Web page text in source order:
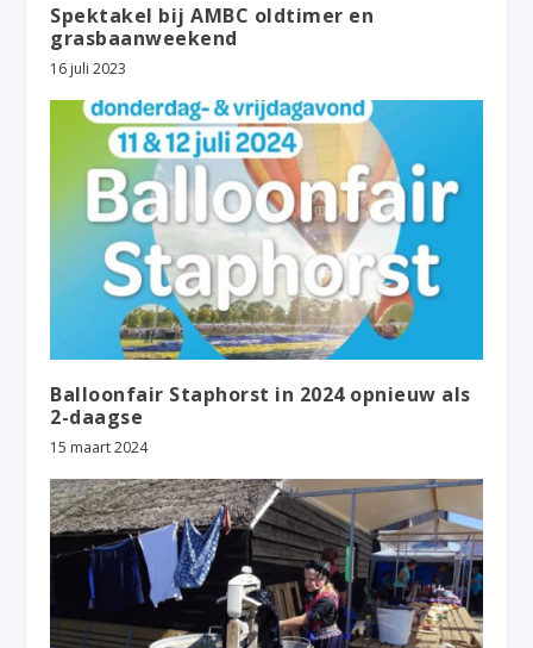
Spektakel bij AMBC oldtimer en
grasbaanweekend
16 juli 2023
Balloonfair Staphorst in 2024 opnieuw als
2-daagse
15 maart 2024